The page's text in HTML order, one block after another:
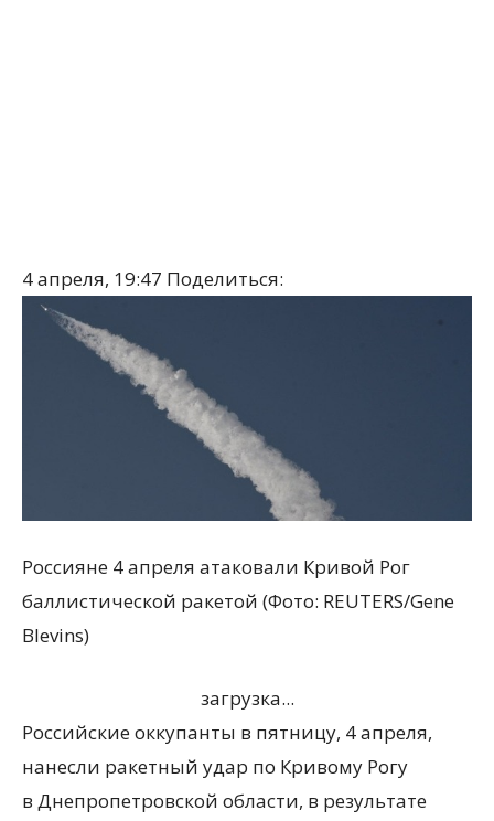
4 апреля, 19:47 Поделиться:
Россияне 4 апреля атаковали Кривой Рог
баллистической ракетой (Фото: REUTERS/Gene
Blevins)
загрузка...
Российские оккупанты в пятницу, 4 апреля,
нанесли ракетный удар по Кривому Рогу
в Днепропетровской области, в результате